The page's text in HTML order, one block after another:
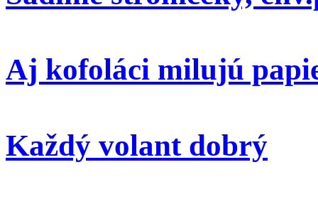
Aj kofoláci milujú
Každý volant dobrý